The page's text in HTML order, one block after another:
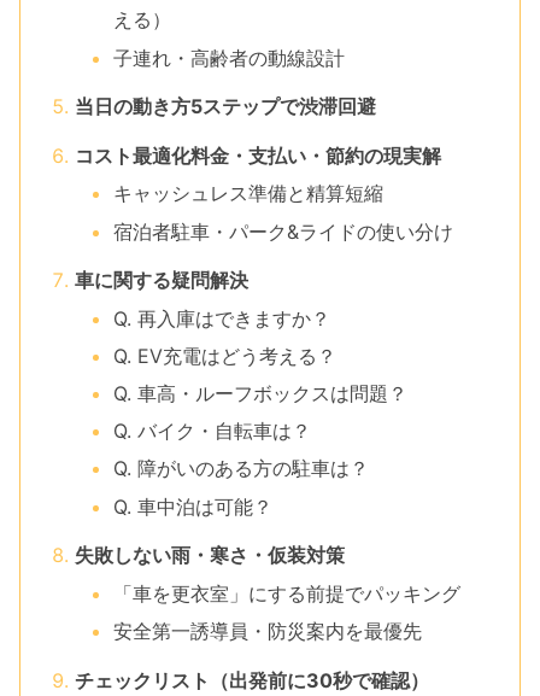
える）
子連れ・高齢者の動線設計
当日の動き方5ステップで渋滞回避
コスト最適化料金・支払い・節約の現実解
キャッシュレス準備と精算短縮
宿泊者駐車・パーク&ライドの使い分け
車に関する疑問解決
Q. 再入庫はできますか？
Q. EV充電はどう考える？
Q. 車高・ルーフボックスは問題？
Q. バイク・自転車は？
Q. 障がいのある方の駐車は？
Q. 車中泊は可能？
失敗しない雨・寒さ・仮装対策
「車を更衣室」にする前提でパッキング
安全第一誘導員・防災案内を最優先
チェックリスト（出発前に30秒で確認）